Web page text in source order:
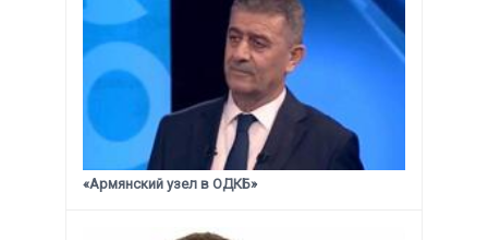
«Армянский узел в ОДКБ»